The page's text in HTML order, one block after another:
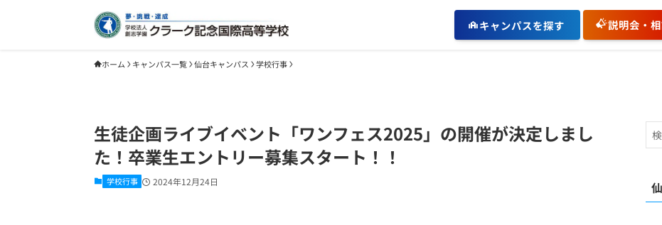
キャンパスを探す 説明会・
ホーム キャンパス一覧 仙台キャンパス 学校行事
生徒企画ライブイベント「ワンフェス2025」の開催が決定しまし
た！卒業生エントリー募集スタート！！
学校行事 2024年12月24日